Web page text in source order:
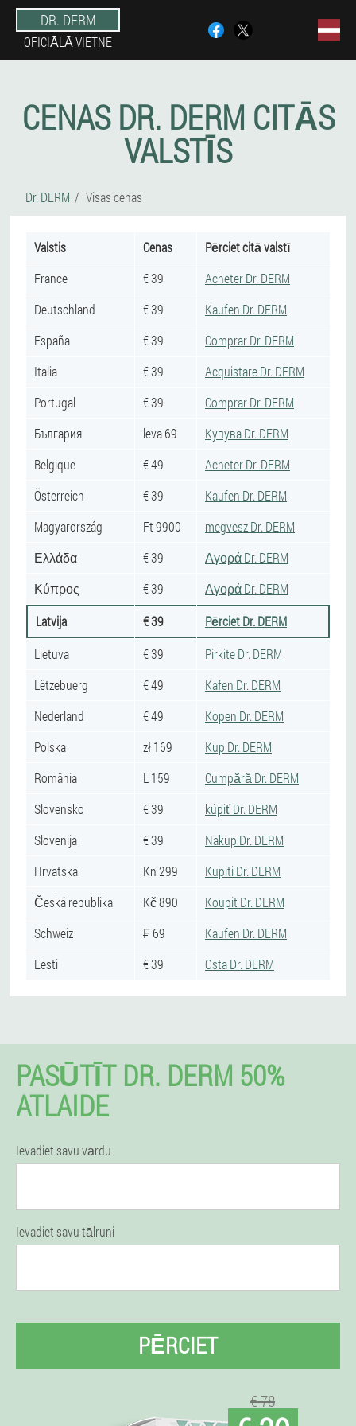
DR. DERM
OFICIĀLĀ VIETNE
CENAS DR. DERM CITĀS
VALSTĪS
Dr. DERM Visas cenas
Valstis Cenas
Pērciet citā valstī
France
€ 39
Acheter Dr. DERM
Deutschland
€ 39
Kaufen Dr. DERM
España
€ 39
Comprar Dr. DERM
Italia
€ 39
Acquistare Dr. DERM
Portugal
€ 39
Comprar Dr. DERM
България
leva 69
Купува Dr. DERM
Belgique
€ 49
Acheter Dr. DERM
Österreich
€ 39
Kaufen Dr. DERM
Magyarország
Ft 9900
megvesz Dr. DERM
Ελλάδα
€ 39
Αγορά Dr. DERM
Κύπρος
€ 39
Αγορά Dr. DERM
Latvija
€ 39
Pērciet Dr. DERM
Lietuva
€ 39
Pirkite Dr. DERM
Lëtzebuerg
€ 49
Kafen Dr. DERM
Nederland
€ 49
Kopen Dr. DERM
Polska
zł 169
Kup Dr. DERM
România
L 159
Cumpără Dr. DERM
Slovensko
€ 39
kúpiť Dr. DERM
Slovenija
€ 39
Nakup Dr. DERM
Hrvatska
Kn 299
Kupiti Dr. DERM
Česká republika
Kč 890
Koupit Dr. DERM
Schweiz
₣ 69
Kaufen Dr. DERM
Eesti
€ 39 Osta Dr. DERM
PASŪTĪT DR. DERM 50%
ATLAIDE
Ievadiet savu vārdu
Ievadiet savu tālruni
PĒRCIET
€ 78